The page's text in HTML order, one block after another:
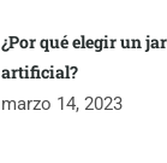
¿Por qué elegir un
artificial?
marzo 14, 2023